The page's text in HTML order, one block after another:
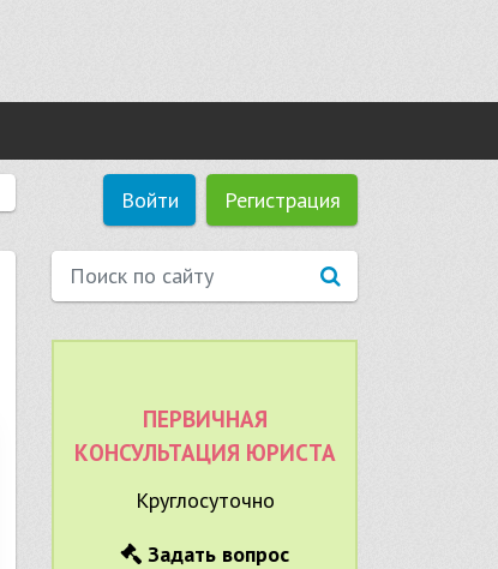
Войти Регистрация
ПЕРВИЧНАЯ
КОНСУЛЬТАЦИЯ ЮРИСТА
Круглосуточно
Задать вопрос